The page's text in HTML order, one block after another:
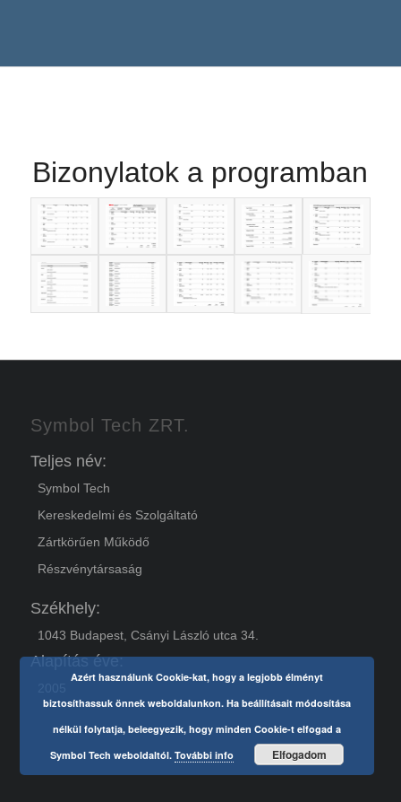
Bizonylatok a programban
Symbol Tech ZRT.
Teljes név:
Symbol Tech
Kereskedelmi és Szolgáltató
Zártkörűen Működő
Részvénytársaság
Székhely:
1043 Budapest, Csányi László utca 34.
Alapítás éve:
Azért használunk Cookie-kat, hogy a legjobb élményt
biztosíthassuk önnek weboldalunkon. Ha beállításait módosítása
nélkül folytatja, beleegyezik, hogy minden Cookie-t elfogad a
Symbol Tech weboldaltól.További info Elfogadom